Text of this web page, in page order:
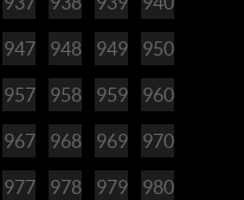
947 948 949 950
957 958 959 960
967 968 969 970
977 978 979 980